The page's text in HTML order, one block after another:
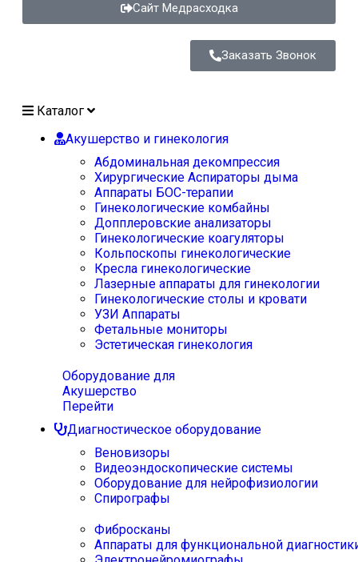
Сайт Медрасходка
Заказать Звонок
Каталог
Акушерство и гинекология
Абдоминальная декомпрессия
Хирургические Аспираторы дыма
Аппараты БОС-терапии
Гинекологические комбайны
Допплеровские анализаторы
Гинекологические коагуляторы
Кольпоскопы гинекологические
Кресла гинекологические
Лазерные аппараты для гинекологии
Гинекологические столы и кровати
УЗИ Аппараты
Фетальные мониторы
Эстетическая гинекология
Оборудование для
Акушерство
Перейти
Диагностическое оборудование
Веновизоры
Видеоэндоскопические системы
Оборудование для нейрофизиологии
Спирографы
Фибросканы
Аппараты для функциональной